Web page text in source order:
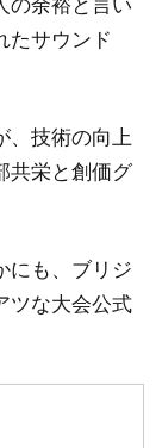
たサウンド
、技術の向上
共栄と創価グ
にも、ブリジ
ツな大会公式